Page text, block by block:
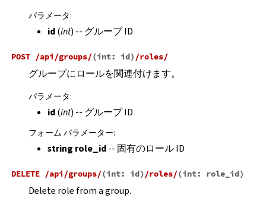
パラメータ:
id(int) -- グループ ID
POST /api/groups/(int: id) /roles/
グループにロールを関連付けます。
パラメータ:
id(int) -- グループ ID
フォーム パラメーター:
string role_id-- 固有のロール ID
DELETE /api/groups/(int: id) /roles/(int: role_id)
Delete role from a group.